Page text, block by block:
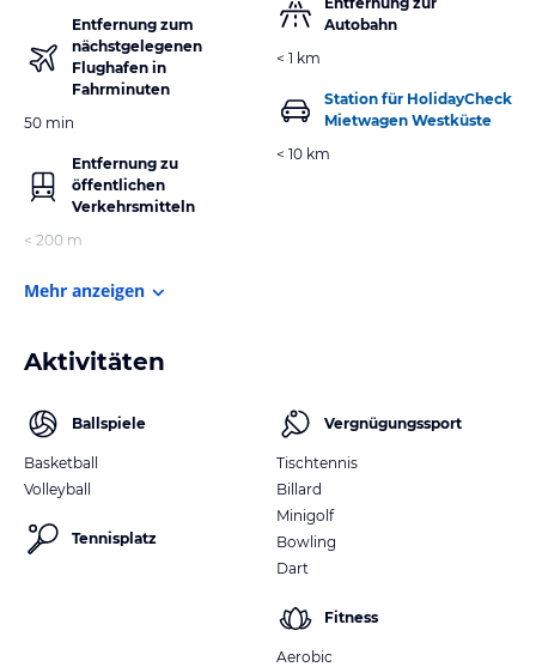
Entfernung zum
nächstgelegenen
Flughafen in
Fahrminuten
50 min
Entfernung zu
öffentlichen
Verkehrsmitteln
< 200 m
Autobahn
< 1 km
Station für HolidayCheck
Mietwagen Westküste
< 10 km
Mehr anzeigen
Aktivitäten
Ballspiele
Basketball
Volleyball
Tennisplatz
Vergnügungssport
Tischtennis
Billard
Minigolf
Bowling
Dart
Fitness
Aerobic